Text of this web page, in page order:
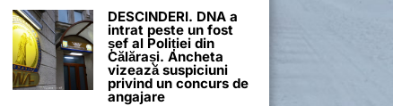
DESCINDERI. DNA a
intrat peste un fost
șef al Poliției din
Călărași. Ancheta
vizează suspiciuni
privind un concurs de
angajare